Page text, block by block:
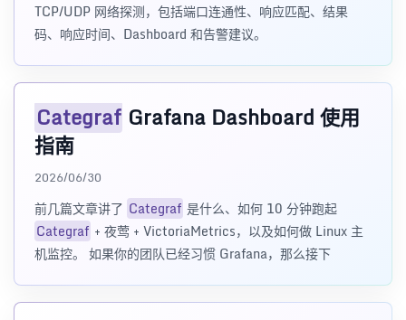
TCP/UDP 网络探测，包括端口连通性、响应匹配、结果
码、响应时间、Dashboard 和告警建议。
Categraf Grafana Dashboard 使用
指南
2026/06/30
前几篇文章讲了 Categraf 是什么、如何 10 分钟跑起
Categraf + 夜莺 + VictoriaMetrics，以及如何做 Linux 主
机监控。 如果你的团队已经习惯 Grafana，那么接下